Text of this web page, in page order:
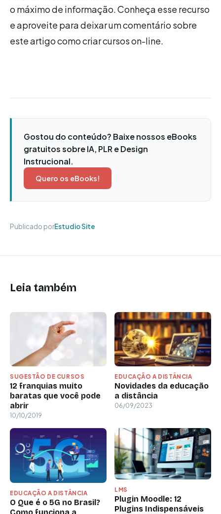
o máximo de informação. Conheça esse recurso
e aproveite para deixar um comentário sobre
este artigo como criar cursos on-line.
Gostou do conteúdo? Baixe nossos eBooks
gratuitos sobre IA, PLR e Design
Instrucional.
Quero os eBooks!
Publicado porEstudio Site
Leia também
SUGESTÃO DE CURSOS
12 franquias muito
baratas que você pode
abrir
10/10/2019
EDUCAÇÃO A DISTÂNCIA
Novidades da educação
a distância
06/09/2023
EDUCAÇÃO A DISTÂNCIA
O Que é o 5G no Brasil?
LMS
Plugin Moodle: 12
Plugins Indispensáveis